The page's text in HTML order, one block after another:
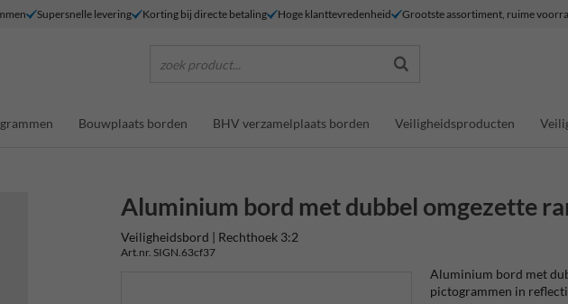
Supersnelle levering Korting bij directe betaling Hoge klanttevredenheid Grootste assortiment, ruime
zoek product...
Bouwplaats borden BHV verzamelplaats borden Veiligheidsproducten
Aluminium bord met dubbel omgezette
Veiligheidsbord | Rechthoek 3:2
Art.nr. SIGN.63cf37
Aluminium bord met
pictogrammen in